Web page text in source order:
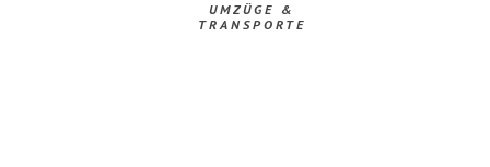
UMZÜGE &
TRANSPORTE